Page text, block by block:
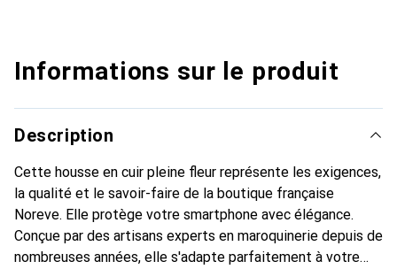
Informations sur le produit
Description
Cette housse en cuir pleine fleur représente les exigences,
la qualité et le savoir-faire de la boutique française
Noreve. Elle protège votre smartphone avec élégance.
Conçue par des artisans experts en maroquinerie depuis de
nombreuses années, elle s'adapte parfaitement à votre